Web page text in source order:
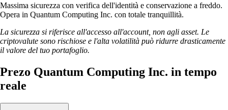
Massima sicurezza con verifica dell'identità e conservazione a freddo.
Opera in Quantum Computing Inc. con totale tranquillità.
La sicurezza si riferisce all'accesso all'account, non agli asset. Le
criptovalute sono rischiose e l'alta volatilità può ridurre drasticamente
il valore del tuo portafoglio.
Prezo Quantum Computing Inc. in tempo
reale